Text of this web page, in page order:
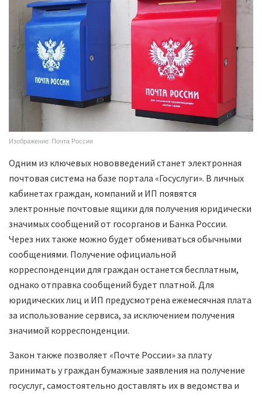
Изображение: Почта России
Одним из ключевых нововведений станет электронная
почтовая система на базе портала «Госуслуги». В личных
кабинетах граждан, компаний и ИП появятся
электронные почтовые ящики для получения юридически
значимых сообщений от госорганов и Банка России.
Через них также можно будет обмениваться обычными
сообщениями. Получение официальной
корреспонденции для граждан останется бесплатным,
однако отправка сообщений будет платной. Для
юридических лиц и ИП предусмотрена ежемесячная плата
за использование сервиса, за исключением получения
значимой корреспонденции.
Закон также позволяет «Почте России» за плату
принимать у граждан бумажные заявления на получение
госуслуг, самостоятельно доставлять их в ведомства и